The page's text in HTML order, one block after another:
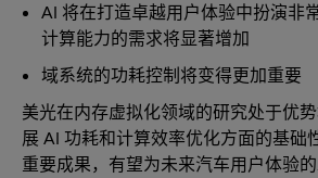
AI 将在打造卓越用户体验中扮演非
计算能力的需求将显著增加
域系统的功耗控制将变得更加重要
美光在内存虚拟化领域的研究处于优
展 AI 功耗和计算效率优化方面的基础
重要成果，有望为未来汽车用户体验的